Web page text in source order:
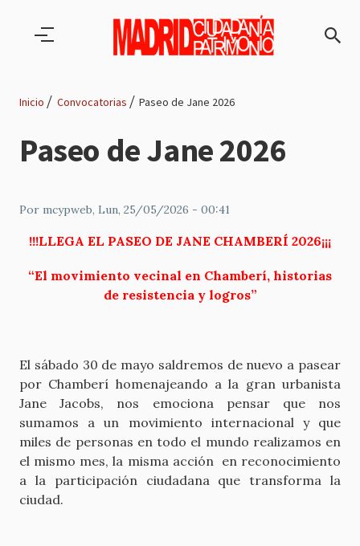
Ruta
de
navegación
Inicio Convocatorias Paseo de Jane 2026
Paseo de Jane 2026
Por mcypweb, Lun, 25/05/2026 - 00:41
!!!LLEGA EL PASEO DE JANE CHAMBERÍ 2026¡¡¡
“El movimiento vecinal en Chamberí, historias
de resistencia y logros”
El sábado 30 de mayo saldremos de nuevo a pasear
por Chamberí homenajeando a la gran urbanista
Jane Jacobs, nos emociona pensar que nos
sumamos a un movimiento internacional y que
miles de personas en todo el mundo realizamos en
el mismo mes, la misma acción en reconocimiento
a la participación ciudadana que transforma la
ciudad.